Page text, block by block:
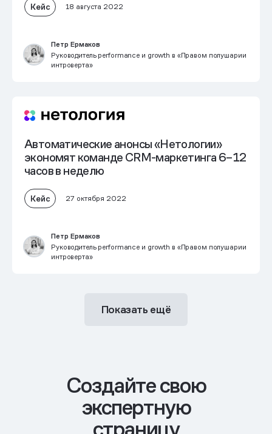
Кейс 18 августа 2022
Петр Ермаков
Руководитель performance и growth в «Правом полушарии
интроверта»
Автоматические анонсы «Нетологии»
экономят команде CRM-маркетинга 6–12
часов в неделю
Кейс 27 октября 2022
Петр Ермаков
Руководитель performance и growth в «Правом полушарии
интроверта»
Показать ещё
Cоздайте свою
экспертную